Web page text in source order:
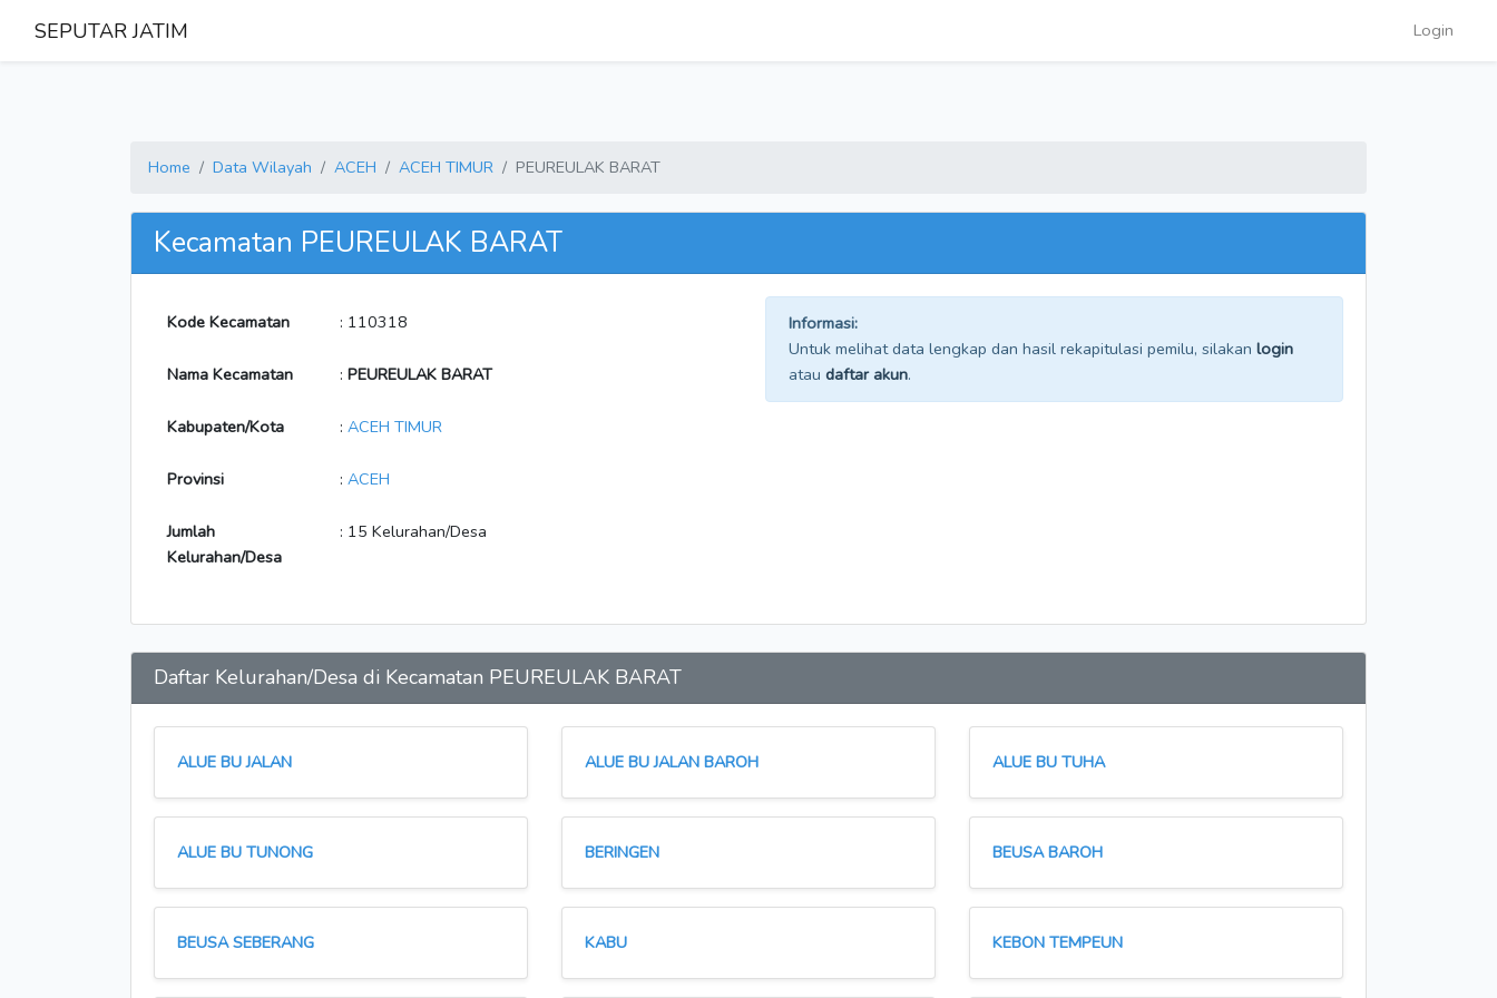
SEPUTAR JATIM Login
Home Data Wilayah ACEH ACEH TIMUR PEUREULAK BARAT
Kecamatan PEUREULAK BARAT
Kode Kecamatan : 110318
Nama Kecamatan : PEUREULAK BARAT
Kabupaten/Kota : ACEH TIMUR
Provinsi : ACEH
Jumlah
Kelurahan/Desa
: 15 Kelurahan/Desa
Informasi:
Untuk melihat data lengkap dan hasil rekapitulasi pemilu, silakan login
atau daftar akun.
Daftar Kelurahan/Desa di Kecamatan PEUREULAK BARAT
ALUE BU JALAN ALUE BU JALAN BAROH ALUE BU TUHA
ALUE BU TUNONG BERINGEN BEUSA BAROH
BEUSA SEBERANG KABU KEBON TEMPEUN